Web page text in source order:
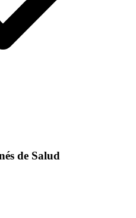
de Salud